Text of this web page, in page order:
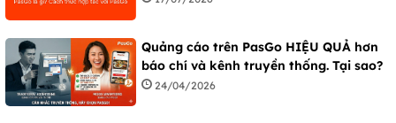
Quảng cáo trên PasGo HIỆU QUẢ hơn
báo chí và kênh truyền thống. Tại sao?
24/04/2026